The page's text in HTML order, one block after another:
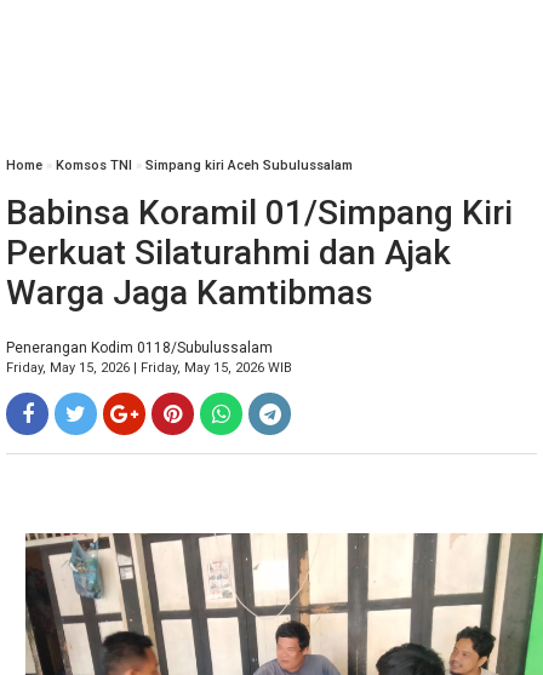
Home » Komsos TNI » Simpang kiri Aceh Subulussalam
Babinsa Koramil 01/Simpang Kiri
Perkuat Silaturahmi dan Ajak
Warga Jaga Kamtibmas
Penerangan Kodim 0118/Subulussalam
Friday, May 15, 2026 | Friday, May 15, 2026 WIB